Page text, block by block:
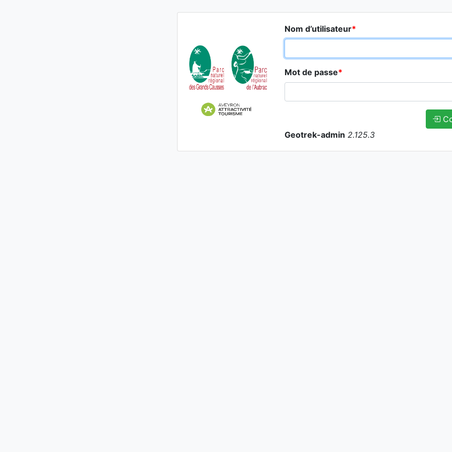
Nom d’utilisateur*
Mot de passe*
Geotrek-admin 2.125.3